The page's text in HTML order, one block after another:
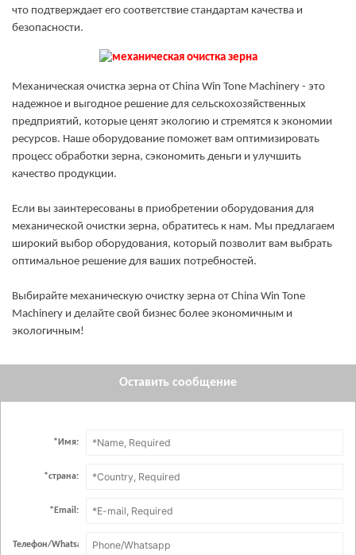
что подтверждает его соответствие стандартам качества и
безопасности.
Механическая очистка зерна от China Win Tone Machinery - это
надежное и выгодное решение для сельскохозяйственных
предприятий, которые ценят экологию и стремятся к экономии
ресурсов. Наше оборудование поможет вам оптимизировать
процесс обработки зерна, сэкономить деньги и улучшить
качество продукции.
Если вы заинтересованы в приобретении оборудования для
механической очистки зерна, обратитесь к нам. Мы предлагаем
широкий выбор оборудования, который позволит вам выбрать
оптимальное решение для ваших потребностей.
Выбирайте механическую очистку зерна от China Win Tone
Machinery и делайте свой бизнес более экономичным и
экологичным!
Оставить сообщение
* Имя:
*страна:
* Email:
Телефон/Whatsapp：